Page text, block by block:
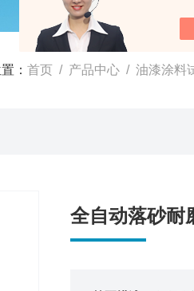
： 首页 / 产品中心 / 油漆涂料
全自动落砂耐